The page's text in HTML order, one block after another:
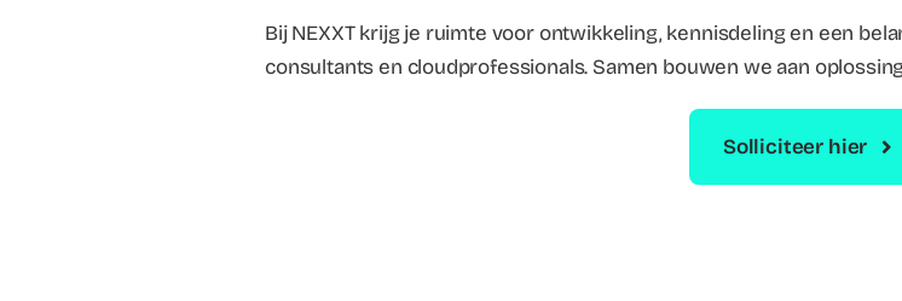
Bij NEXXT krijg je ruimte voor ontwikkeling, kennisdeling en een
consultants en cloudprofessionals. Samen bouwen we aan
Solliciteer hier